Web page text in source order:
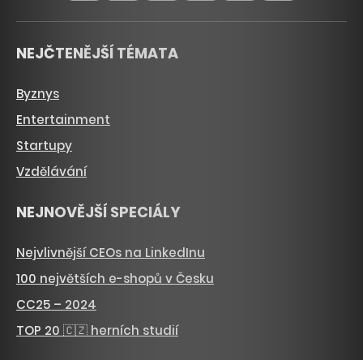
NEJČTENĚJŠÍ TÉMATA
Byznys
Entertainment
Startupy
Vzdělávání
NEJNOVĚJŠÍ SPECIÁLY
Nejvlivnější CEOs na LinkedInu
100 největších e-shopů v Česku
CC25 – 2024
TOP 20 🇨🇿 herních studií